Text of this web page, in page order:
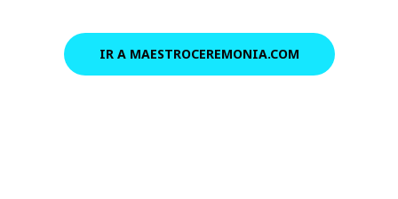
IR A MAESTROCEREMONIA.COM